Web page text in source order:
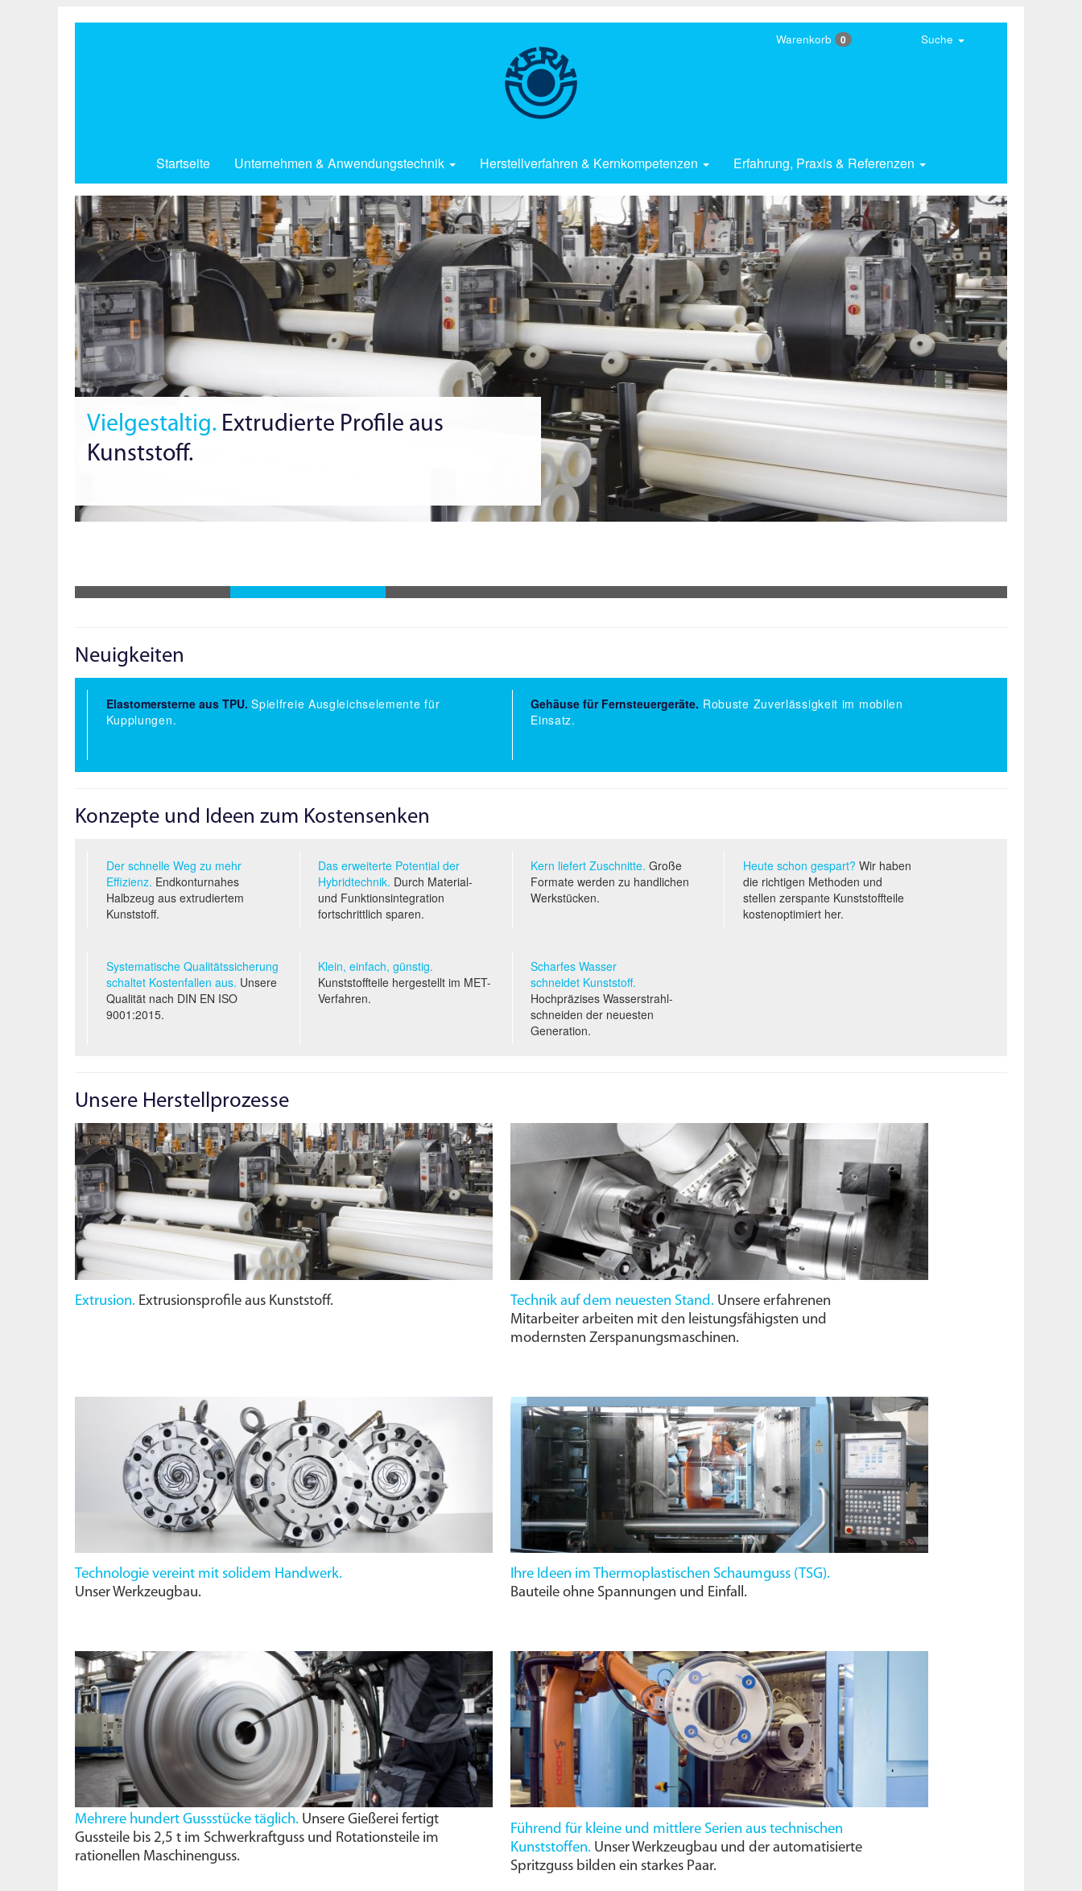
Startseite Unternehmen & Anwendungstechnik Herstellverfahren & Kernkompetenzen Erfahrung, Praxis & Referenzen
Warenkorb 0 Suche
Vielgestaltig. Extrudierte Profile aus
Kunststoff.
Zuverlässig von Anfang an.Fertigung im
Reinraum.
Neuigkeiten
Elastomersterne aus TPU. Spielfreie Ausgleichselemente für
Kupplungen.
Gehäuse für Fernsteuergeräte. Robuste Zuverlässigkeit im mobilen
Einsatz.
Konzepte und Ideen zum Kostensenken
Der schnelle Weg zu mehr
Effizienz. Endkonturnahes
Halbzeug aus extrudiertem
Kunststoff.
Das erweiterte Potential der
Hybridtechnik. Durch Material-
und Funktionsintegration
fortschrittlich sparen.
Kern liefert Zuschnitte. Große
Formate werden zu handlichen
Werkstücken.
Heute schon gespart? Wir haben
die richtigen Methoden und
stellen zerspante Kunststoffteile
kostenoptimiert her.
Systematische Qualitäts­sicherung
schaltet Kostenfallen aus. Unsere
Qualität nach DIN EN ISO
9001:2015.
Klein, einfach, günstig.
Kunststoffteile hergestellt im MET-
Verfahren.
Scharfes Wasser
schneidet Kunststoff.
Hochpräzises Wasserstrahl­
schneiden der neuesten
Generation.
Unsere Herstellprozesse
Extrusion. Extrusionsprofile aus Kunststoff. Technik auf dem neuesten Stand. Unsere erfahrenen
Mitarbeiter arbeiten mit den leistungs­fähigsten und
modernsten Zerspanungs­maschinen.
Technologie vereint mit solidem Handwerk.
Unser Werkzeugbau.
Ihre Ideen im Thermoplastischen Schaumguss ( TSG).
Bauteile ohne Spannungen und Einfall.
Mehrere hundert Gussstücke täglich. Unsere Gießerei fertigt
Gussteile bis 2,5 t im Schwerkraftguss und Rotationsteile im
rationellen Maschinenguss.
Führend für kleine und mittlere Serien aus technischen
Kunststoffen. Unser Werkzeugbau und der automatisierte
Spritzguss bilden ein starkes Paar.